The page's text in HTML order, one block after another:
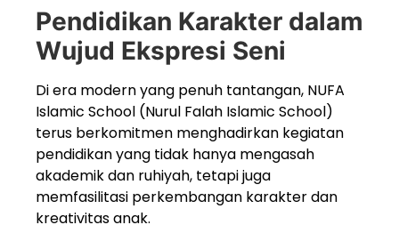
Pendidikan Karakter dalam
Wujud Ekspresi Seni
Di era modern yang penuh tantangan, NUFA
Islamic School (Nurul Falah Islamic School)
terus berkomitmen menghadirkan kegiatan
pendidikan yang tidak hanya mengasah
akademik dan ruhiyah, tetapi juga
memfasilitasi perkembangan karakter dan
kreativitas anak.